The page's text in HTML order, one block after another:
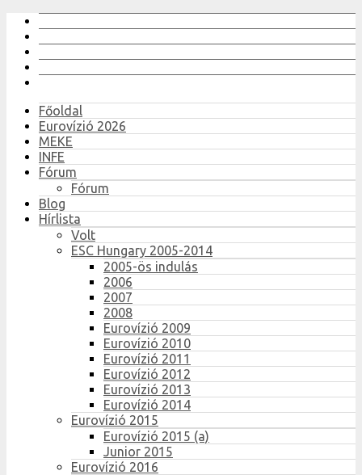
Főoldal
Eurovízió 2026
MEKE
INFE
Fórum
Fórum
Blog
Hírlista
Volt
ESC Hungary 2005-2014
2005-ös indulás
2006
2007
2008
Eurovízió 2009
Eurovízió 2010
Eurovízió 2011
Eurovízió 2012
Eurovízió 2013
Eurovízió 2014
Eurovízió 2015
Eurovízió 2015 (a)
Junior 2015
Eurovízió 2016